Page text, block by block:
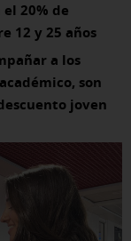
20% de
12 y 25 años
a los
son
joven